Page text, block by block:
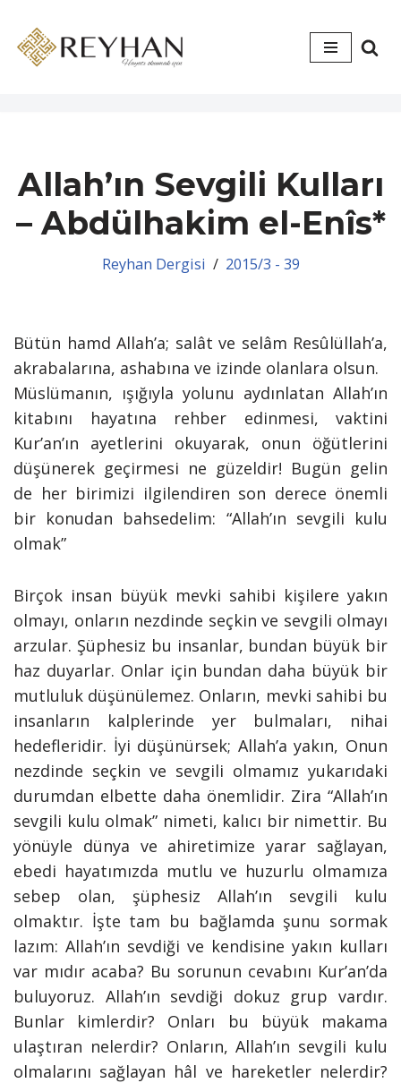
İçeriğe
Allah’ın Sevgili Kulları
– Abdülhakim el-Enîs*
Reyhan Dergisi 2015/3 - 39
Bütün hamd Allah’a; salât ve selâm Resûlüllah’a,
akrabalarına, ashabına ve izinde olanlara olsun.
Müslümanın, ışığıyla yolunu aydınlatan Allah’ın
kitabını hayatına rehber edinmesi, vaktini
Kur’an’ın ayetlerini okuyarak, onun öğütlerini
düşünerek geçirmesi ne güzeldir! Bugün gelin
de her birimizi ilgilendiren son derece önemli
bir konudan bahsedelim: “Allah’ın sevgili kulu
olmak”
Birçok insan büyük mevki sahibi kişilere yakın
olmayı, onların nezdinde seçkin ve sevgili olmayı
arzular. Şüphesiz bu insanlar, bundan büyük bir
haz duyarlar. Onlar için bundan daha büyük bir
mutluluk düşünülemez. Onların, mevki sahibi bu
insanların kalplerinde yer bulmaları, nihai
hedefleridir. İyi düşünürsek; Allah’a yakın, Onun
nezdinde seçkin ve sevgili olmamız yukarıdaki
durumdan elbette daha önemlidir. Zira “Allah’ın
sevgili kulu olmak” nimeti, kalıcı bir nimettir. Bu
yönüyle dünya ve ahiretimize yarar sağlayan,
ebedi hayatımızda mutlu ve huzurlu olmamıza
sebep olan, şüphesiz Allah’ın sevgili kulu
olmaktır. İşte tam bu bağlamda şunu sormak
lazım: Allah’ın sevdiği ve kendisine yakın kulları
var mıdır acaba? Bu sorunun cevabını Kur’an’da
buluyoruz. Allah’ın sevdiği dokuz grup vardır.
Bunlar kimlerdir? Onları bu büyük makama
ulaştıran nelerdir? Onların, Allah’ın sevgili kulu
olmalarını sağlayan hâl ve hareketler nelerdir?